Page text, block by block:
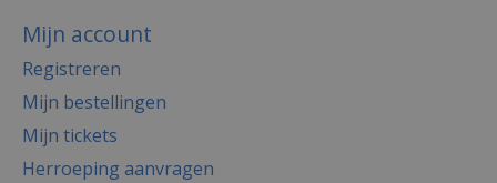
Mijn account
Registreren
Mijn bestellingen
Mijn tickets
Herroeping aanvragen